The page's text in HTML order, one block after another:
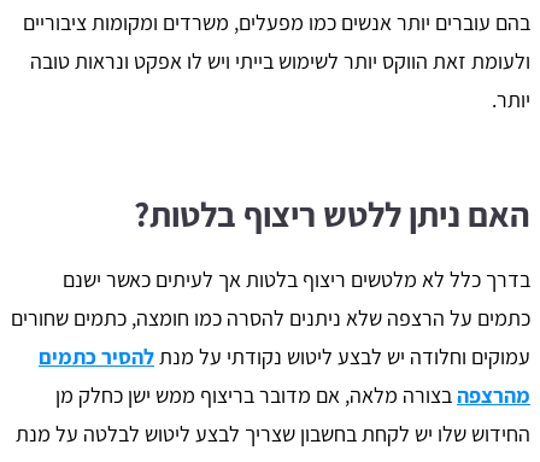
בהם עוברים יותר אנשים כמו מפעלים, משרדים ומקומות ציבוריים
ולעומת זאת הווקס יותר לשימוש בייתי ויש לו אפקט ונראות טובה
יותר.
האם ניתן ללטש ריצוף בלטות?
בדרך כלל לא מלטשים ריצוף בלטות אך לעיתים כאשר ישנם
כתמים על הרצפה שלא ניתנים להסרה כמו חומצה, כתמים שחורים
עמוקים וחלודה יש לבצע ליטוש נקודתי על מנתלהסיר כתמים
מהרצפהבצורה מלאה, אם מדובר בריצוף ממש ישן כחלק מן
החידוש שלו יש לקחת בחשבון שצריך לבצע ליטוש לבלטה על מנת